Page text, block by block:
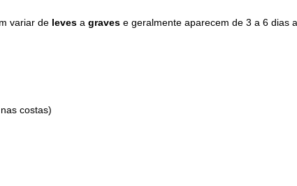
variar de leves a graves e geralmente aparecem de 3 a 6 dias
costas)